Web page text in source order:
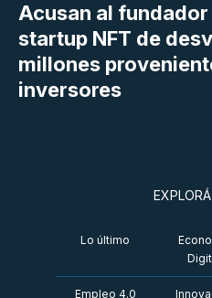
Acusan al fundador
startup NFT de
millones
inversores
EXPLORÁ
Lo último
Empleo 4.0